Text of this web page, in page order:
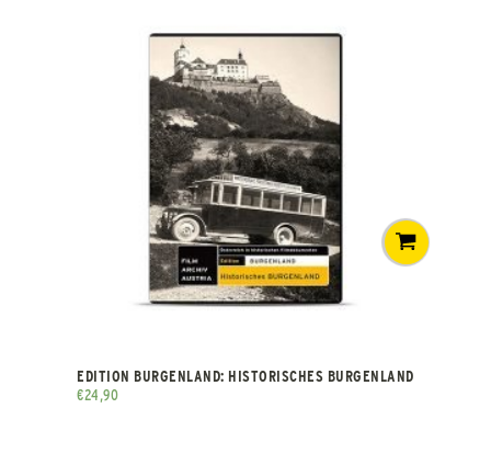
EDITION BURGENLAND: HISTORISCHES BURGENLAND
€24,90